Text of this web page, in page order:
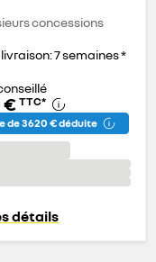
concessions
7 semaines *
€ TTC*
de 3 620 € déduite
détails